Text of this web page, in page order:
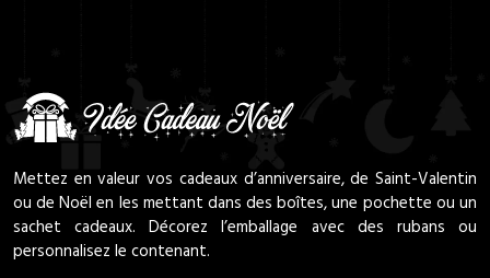
Mettez en valeur vos cadeaux d’anniversaire, de Saint-Valentin
ou de Noël en les mettant dans des boîtes, une pochette ou un
sachet cadeaux. Décorez l’emballage avec des rubans ou
personnalisez le contenant.